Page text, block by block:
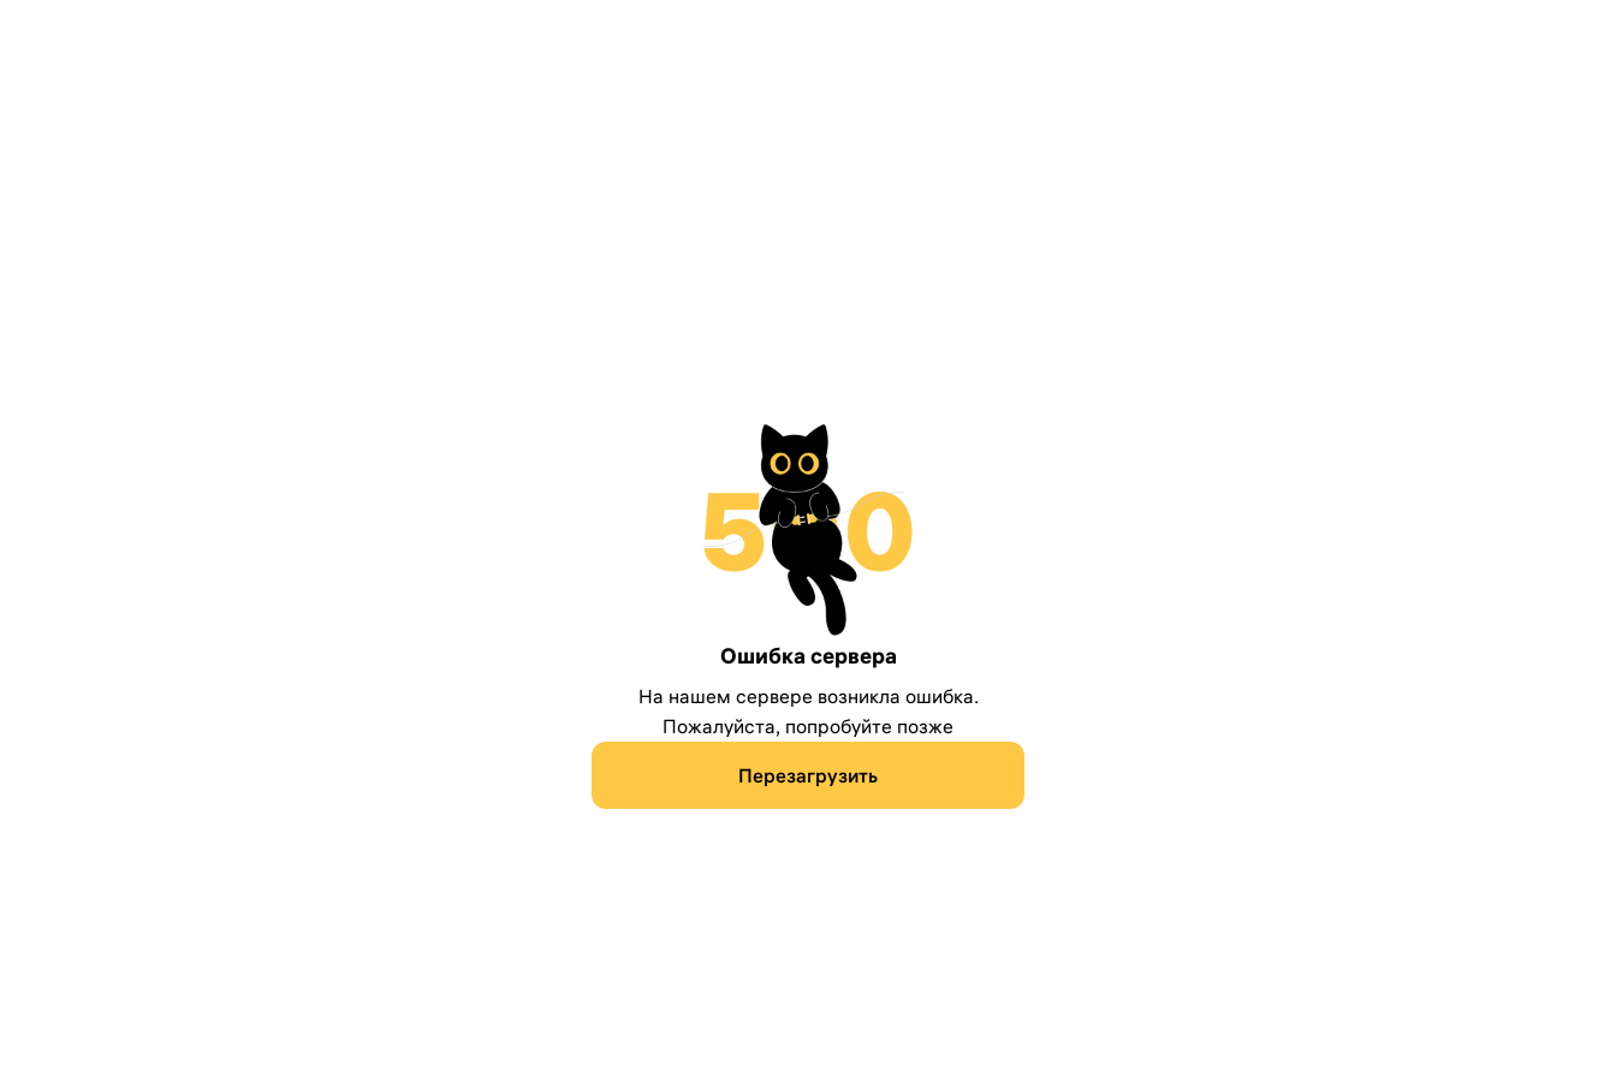
Ошибка сервера
На нашем сервере возникла ошибка.
Пожалуйста, попробуйте позже
Перезагрузить